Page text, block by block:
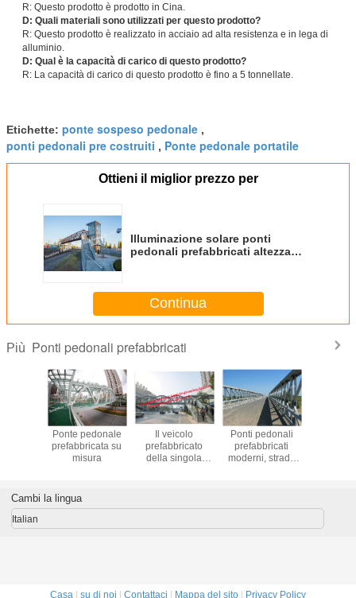
R: Questo prodotto è prodotto in Cina.
D: Quali materiali sono utilizzati per questo prodotto?
R: Questo prodotto è realizzato in acciaio ad alta resistenza e in lega di
alluminio.
D: Qual è la capacità di carico di questo prodotto?
R: La capacità di carico di questo prodotto è fino a 5 tonnellate.
Etichette: ponte sospeso pedonale ,
ponti pedonali pre costruiti , Ponte pedonale portatile
Ottieni il miglior prezzo per
Illuminazione solare ponti
pedonali prefabbricati altezza
Continua
Più Ponti pedonali prefabbricati
Ponte pedonale
prefabbricata su
misura
Il veicolo
prefabbricato
della singola
Overcrossing
d'acciaio
Ponti pedonali
prefabbricati
moderni, strada
passerella di
Cambi la lingua
Italian
Casa | su di noi | Contattaci | Mappa del sito | Privacy Policy